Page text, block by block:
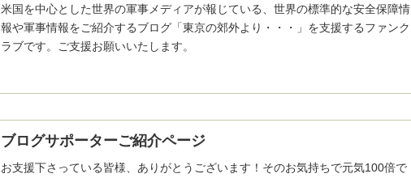
米国を中心とした世界の軍事メディアが報じている、世界の標準的な安全保障情
報や軍事情報をご紹介するブログ「東京の郊外より・・・」を支援するファンク
ラブです。ご支援お願いいたします。
ブログサポーターご紹介ページ
お支援下さっている皆様、ありがとうございます！そのお気持ちで元気100倍で